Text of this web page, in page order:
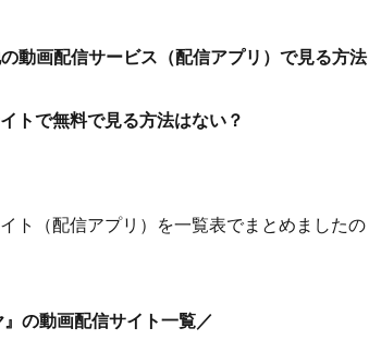
動画配信サービス（配信アプリ）で見る方法
トで無料で見る方法はない？
ト（配信アプリ）を一覧表でまとめましたの
の動画配信サイト一覧／